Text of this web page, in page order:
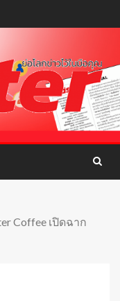
Coffee เปิดฉาก